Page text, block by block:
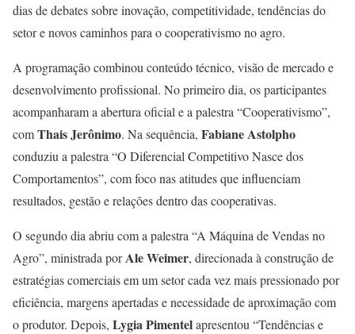
dias de debates sobre inovação, competitividade, tendências do
setor e novos caminhos para o cooperativismo no agro.
A programação combinou conteúdo técnico, visão de mercado e
desenvolvimento profissional. No primeiro dia, os participantes
acompanharam a abertura oficial e a palestra “Cooperativismo”,
comThais Jerônimo. Na sequência, Fabiane Astolpho
conduziu a palestra “O Diferencial Competitivo Nasce dos
Comportamentos”, com foco nas atitudes que influenciam
resultados, gestão e relações dentro das cooperativas.
O segundo dia abriu com a palestra “A Máquina de Vendas no
Agro”, ministrada porAle Weimer, direcionada à construção de
estratégias comerciais em um setor cada vez mais pressionado por
eficiência, margens apertadas e necessidade de aproximação com
o produtor. Depois, Lygia Pimentelapresentou “Tendências e